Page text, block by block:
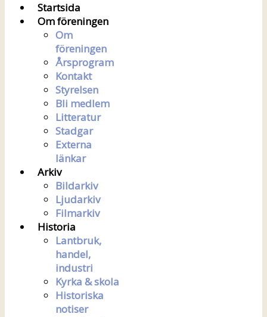
Startsida
Om föreningen
Om
föreningen
Årsprogram
Kontakt
Styrelsen
Bli medlem
Litteratur
Stadgar
Externa
länkar
Arkiv
Bildarkiv
Ljudarkiv
Filmarkiv
Historia
Lantbruk,
handel,
industri
Kyrka & skola
Historiska
notiser